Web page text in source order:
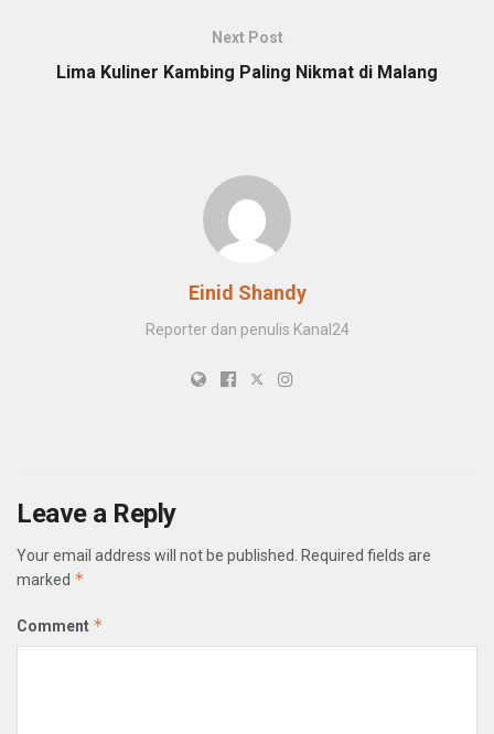
Next Post
Lima Kuliner Kambing Paling Nikmat di Malang
Einid Shandy
Reporter dan penulis Kanal24
Leave a Reply
Your email address will not be published. Required fields are
marked *
Comment *